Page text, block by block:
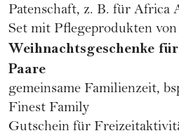
Patenschaft, z. B. für Africa
Set mit Pflegeprodukten von
Weihnachtsgeschenke
Paare
gemeinsame Familienzeit,
Finest Family
Gutschein für